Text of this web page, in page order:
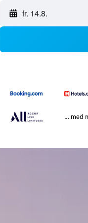
fr. 14.8.
… med